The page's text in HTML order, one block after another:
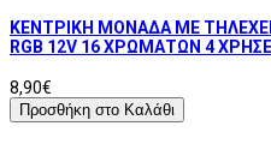
ΚΕΝΤΡΙΚΗ ΜΟΝΑΔΑ ΜΕ
RGB 12V 16 ΧΡΩΜΑΤΩΝ 4
8,90€
Προσθήκη στο Καλάθι